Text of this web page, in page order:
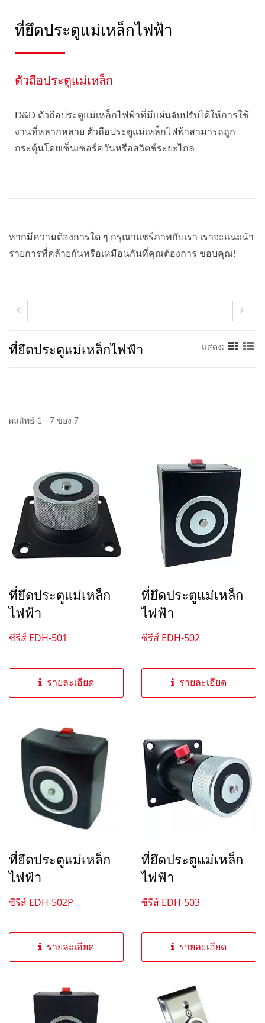
ที่ยึดประตูแม่เหล็กไฟฟ้า
ตัวถือประตูแม่เหล็ก
D&D ตัวถือประตูแม่เหล็กไฟฟ้าที่มีแผ่นจับปรับได้ให้การใช้
งานที่หลากหลาย ตัวถือประตูแม่เหล็กไฟฟ้าสามารถถูก
กระตุ้นโดยเซ็นเซอร์ควันหรือสวิตช์ระยะไกล
หากมีความต้องการใด ๆ กรุณาแชร์ภาพกับเรา เราจะแนะนำ
รายการที่คล้ายกันหรือเหมือนกันที่คุณต้องการ ขอบคุณ!
ที่ยึดประตูแม่เหล็กไฟฟ้า แสดง:
ผลลัพธ์ 1 - 7 ของ 7
ที่ยึดประตูแม่เหล็ก
ไฟฟ้า
ซีรีส์ EDH-501
รายละเอียด
ที่ยึดประตูแม่เหล็ก
ไฟฟ้า
ซีรีส์ EDH-502
รายละเอียด
ที่ยึดประตูแม่เหล็ก
ไฟฟ้า
ซีรีส์ EDH-502P
รายละเอียด
ที่ยึดประตูแม่เหล็ก
ไฟฟ้า
ซีรีส์ EDH-503
รายละเอียด